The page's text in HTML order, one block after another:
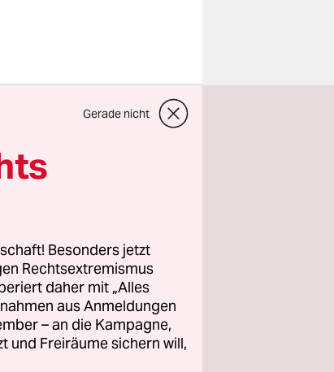
in
vor
Gerade nicht
Besonders jetzt
Rechtsextremismus
daher mit „Alles
aus Anmeldungen
– an die Kampagne,
und Freiräume sichern will,